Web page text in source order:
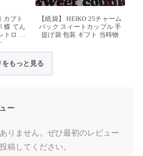
カブト
蝶 てん
トロ デ
【紙袋】 HEIKO 25チャーム
バック スィートカップル 手
提げ袋 包装 ギフト 当時物
もっと見る
ー
りません。ぜひ最初のレビュー
稿してください。